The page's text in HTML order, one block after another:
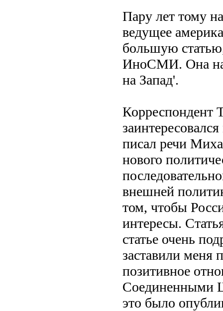
Пару лет тому
ведущее
большую статью,
ИноСМИ. Она
на Запад'.
Корреспондент
писал речи
нового
внешней
том, чтобы
интересы.
статье очень
заставили меня
позитивное
Соединенными
это было